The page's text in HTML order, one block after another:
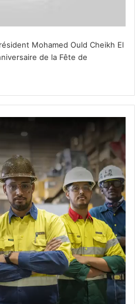
Mohamed Ould Cheikh El
de la Fête de